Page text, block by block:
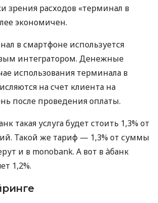
зрения расходов «терминал в
экономичен.
в смартфоне используется
интегратором. Денежные
использования терминала в
на счет клиента на
после проведения оплаты.
такая услуга будет стоить 1,3% от
Такой же тариф — 1,3% от суммы
и в monobank. А вот в àбанк
1,2%.